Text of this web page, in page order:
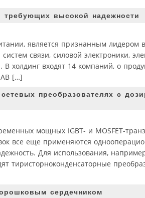
требующих высокой надежности
является признанным лидером
связи, силовой электроники,
холдинг входят 14 компаний, о
[…]
преобразователях с
мощных IGBT- и MOSFET-
все еще применяются
Для использования,
тиристорноконденсаторные
сердечником